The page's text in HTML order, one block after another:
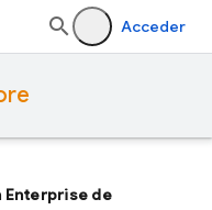
Acceder
Enterprise de